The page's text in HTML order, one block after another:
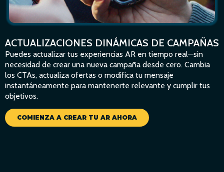
ACTUALIZACIONES DINÁMICAS DE CAMPAÑAS
Puedes actualizar tus experiencias AR en tiempo real—sin
necesidad de crear una nueva campaña desde cero. Cambia
los CTAs, actualiza ofertas o modifica tu mensaje
instantáneamente para mantenerte relevante y cumplir tus
objetivos.
COMIENZA A CREAR TU AR AHORA